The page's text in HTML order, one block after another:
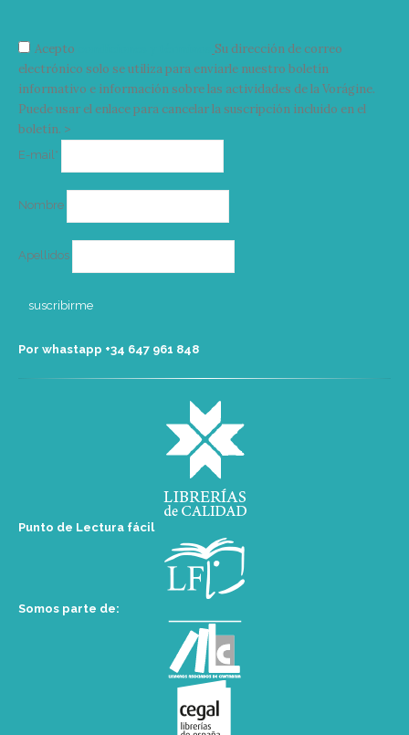
Acepto
Su dirección de correo
electrónico solo se utiliza para enviarle nuestro boletín
informativo e información sobre las actividades de la Vorágine.
Puede usar el enlace para cancelar la suscripción incluido en el
boletín. >
E-mail*
Nombre
Apellidos
Por whastapp +34 ‭647 961 848‬
Punto de Lectura fácil
Somos parte de: